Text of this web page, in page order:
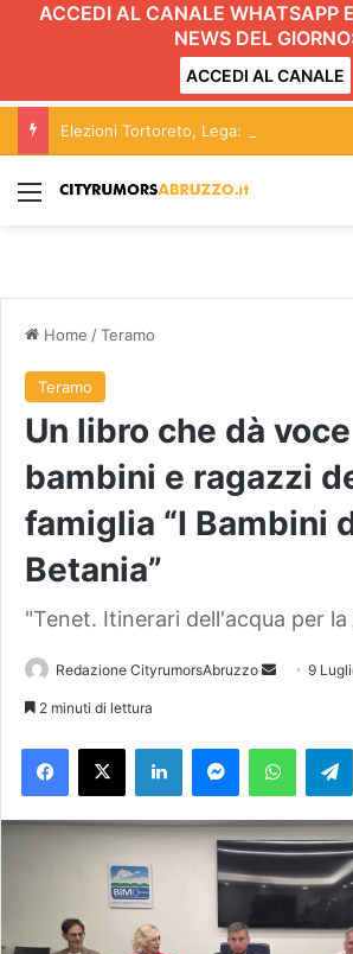
ACCEDI AL CANALE WHATSAPP
NEWS DEL
ACCEDI AL CANALE
Menu
Home /Teramo
Teramo
Un libro che dà
bambini e ragazzi
famiglia “I Bambini
Betania”
"Tenet. Itinerari dell'acqua per la
Redazione CityrumorsAbruzzo
a
n
m
9
2 minuti di lettura